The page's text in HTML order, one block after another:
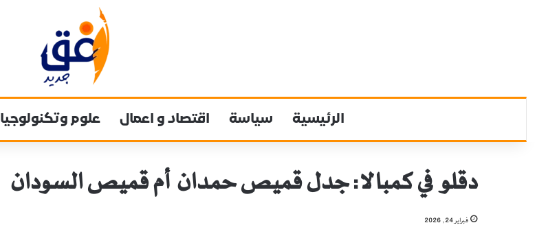
الرئيسية سياسة اقتصاد و اعمال علوم وتكنولوجيا
دقلو في كمبالا: جدل قميص حمدان أم قميص السودان
فبراير 24, 2026